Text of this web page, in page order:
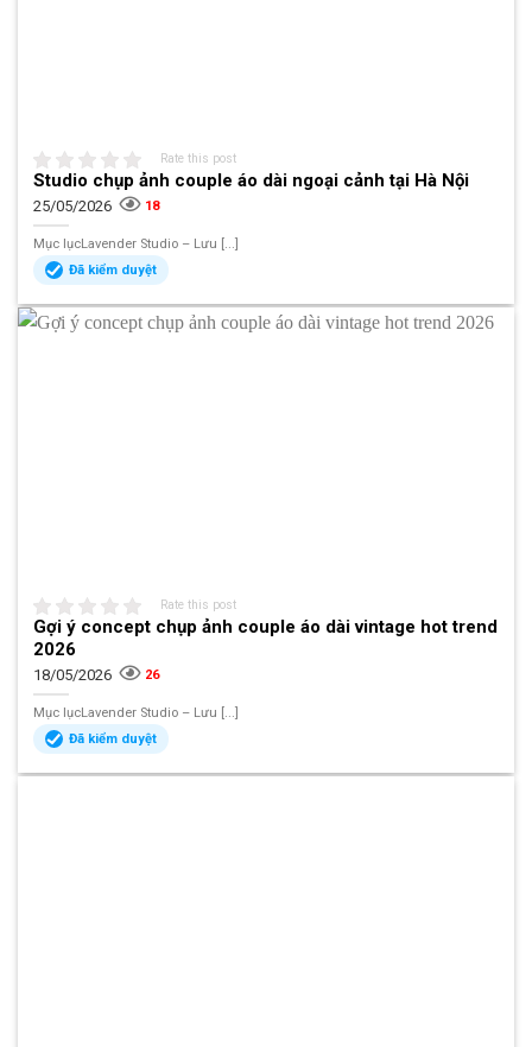
Rate this post
Studio chụp ảnh couple áo dài ngoại cảnh tại Hà Nội
25/05/2026 18
Mục lụcLavender Studio – Lưu [...]
Đã kiểm duyệt
Rate this post
Gợi ý concept chụp ảnh couple áo dài vintage hot trend
2026
18/05/2026 26
Mục lụcLavender Studio – Lưu [...]
Đã kiểm duyệt